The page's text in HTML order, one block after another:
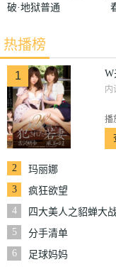
破·地狱普通
热播榜
1 W
内
播
2
玛丽娜
3
疯狂欲望
4
四大美人之貂蝉大
丧尸
5
分手清单
6
足球妈妈